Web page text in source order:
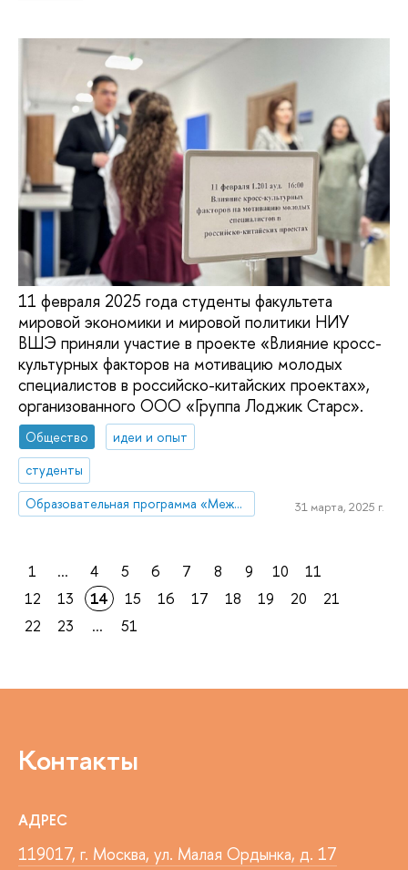
11 февраля 2025 года студенты факультета
мировой экономики и мировой политики НИУ
ВШЭ приняли участие в проекте «Влияние кросс-
культурных факторов на мотивацию молодых
специалистов в российско-китайских проектах»,
организованного ООО «Группа Лоджик Старс».
Общество
идеи и опыт
студенты
Образовательная программа «Международные отношения»
31 марта, 2025 г.
1 ... 4 5 6 7 8 9 10
11
12
13 14 15 16 17 18 19 20
21
22
23 ... 51
Контакты
АДРЕС
119017, г. Москва, ул. Малая Ордынка, д. 17